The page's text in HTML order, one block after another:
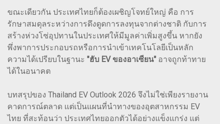
ขณะเดียวกัน ประเทศไทยก็ต้องเผชิญโจทย์ใหญ่ คือ การ
รักษาสมดุลระหว่างการดึงดูดการลงทุนจากต่างชาติ กับการ
สร้างห่วงโซ่อุปทานในประเทศให้มีมูลค่าเพิ่มสูงขึ้น หากยัง
พึ่งพาการประกอบรถหรือการนำเข้าเทคโนโลยีเป็นหลัก
ความได้เปรียบในฐานะ "ฮับ EV ของอาเซียน" อาจถูกท้าทาย
ได้ในอนาคต
บทสรุปของ Thailand EV Outlook 2026 จึงไม่ใช่เพียงรายงาน
คาดการณ์ตลาด แต่เป็นแผนที่นำทางของอุตสาหกรรม EV
ไทย ที่สะท้อนว่า ประเทศไทยออกตัวได้อย่างแข็งแกร่ง แต่